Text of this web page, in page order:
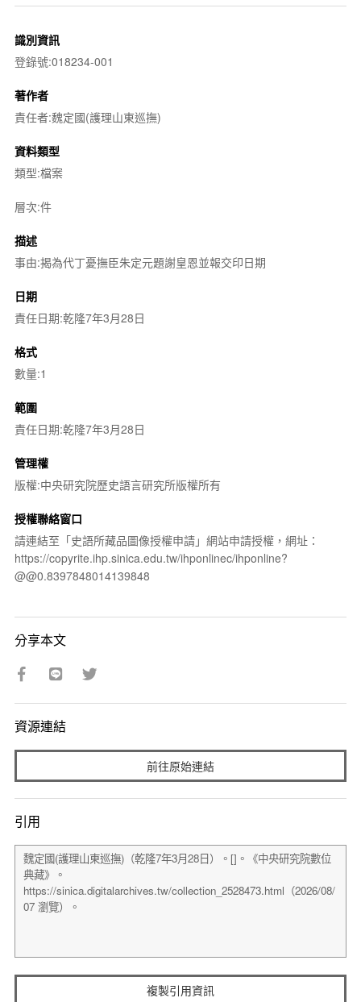
識別資訊
登錄號:018234-001
著作者
責任者:魏定國(護理山東巡撫)
資料類型
類型:檔案
層次:件
描述
事由:揭為代丁憂撫臣朱定元題謝皇恩並報交印日期
日期
責任日期:乾隆7年3月28日
格式
數量:1
範圍
責任日期:乾隆7年3月28日
管理權
版權:中央研究院歷史語言研究所版權所有
授權聯絡窗口
請連結至「史語所藏品圖像授權申請」網站申請授權，網址：
https://copyrite.ihp.sinica.edu.tw/ihponlinec/ihponline?
@@0.8397848014139848
分享本文
資源連結
前往原始連結
引用
複製引用資訊